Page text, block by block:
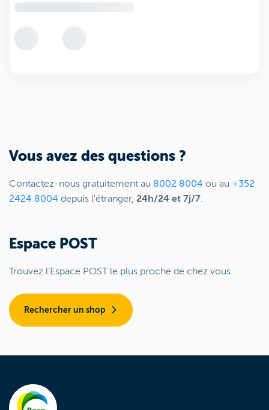
Vous avez des questions ?
Contactez-nous gratuitement au 8002 8004 ou au +352
2424 8004 depuis l'étranger, 24h/24 et 7j/7.
Espace POST
Trouvez l'Espace POST le plus proche de chez vous.
Rechercher un shop